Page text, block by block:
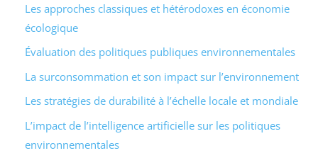
Les approches classiques et hétérodoxes en économie
écologique
Évaluation des politiques publiques environnementales
La surconsommation et son impact sur l’environnement
Les stratégies de durabilité à l’échelle locale et mondiale
L’impact de l’intelligence artificielle sur les politiques
environnementales